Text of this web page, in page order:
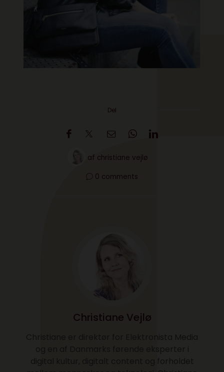
Del
af christiane vejlø
0 comments
Christiane Vejlø